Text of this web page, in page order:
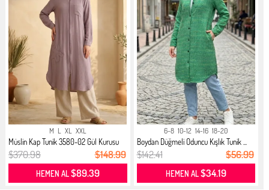
M L XL XXL
Müslin Kap Tunik 3580-02 Gül Kurusu
$370.98 $148.99
HEMEN AL$89.39
6-8 10-12 14-16 18-20
Boydan Düğmeli Oduncu Kışlık Tunik ...
$142.41 $56.99
HEMEN AL$34.19